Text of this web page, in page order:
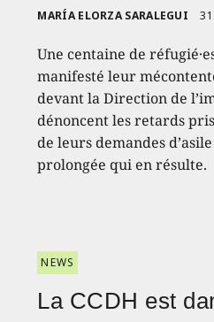
MARÍA ELORZA SARALEGUI
Une centaine de
manifesté leur
devant la Direction de
dénoncent les retards
de leurs demandes
prolongée qui en résulte.
NEWS
La CCDH est